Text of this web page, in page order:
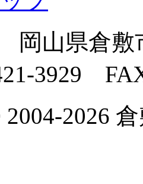
岡山県倉敷
3929
2026